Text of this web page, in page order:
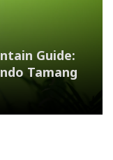
Guide:
Tamang